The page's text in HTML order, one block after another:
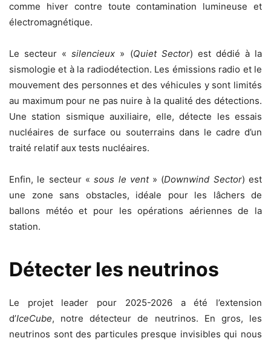
comme hiver contre toute contamination lumineuse et
électromagnétique.
Le secteur «silencieux » (Quiet Sector) est dédié à la
sismologie et à la radiodétection. Les émissions radio et le
mouvement des personnes et des véhicules y sont limités
au maximum pour ne pas nuire à la qualité des détections.
Une station sismique auxiliaire, elle, détecte les essais
nucléaires de surface ou souterrains dans le cadre d’un
traité relatif aux tests nucléaires.
Enfin, le secteur «sous le vent» (Downwind Sector) est
une zone sans obstacles, idéale pour les lâchers de
ballons météo et pour les opérations aériennes de la
station.
Détecter les neutrinos
Le projet leader pour 2025-2026 a été l’extension
d’IceCube, notre détecteur de neutrinos. En gros, les
neutrinos sont des particules presque invisibles qui nous